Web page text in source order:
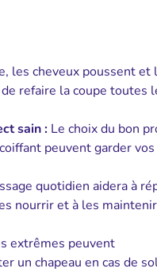
les cheveux poussent et
refaire la coupe toutes
sain : Le choix du bon
peuvent garder vos
quotidien aidera à
nourrir et à les
extrêmes peuvent
un chapeau en cas de